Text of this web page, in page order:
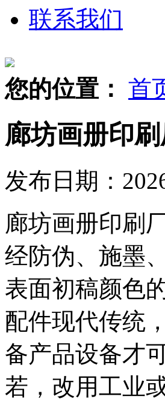
联系我们
您的位置： 首
廊坊画册印
发布日期：
廊坊画册印刷
经防伪、施墨
表面初稿颜色
配件现代传统
备产品设备才
若，改用工业